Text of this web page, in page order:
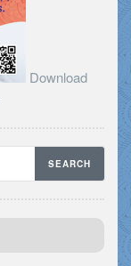
Download